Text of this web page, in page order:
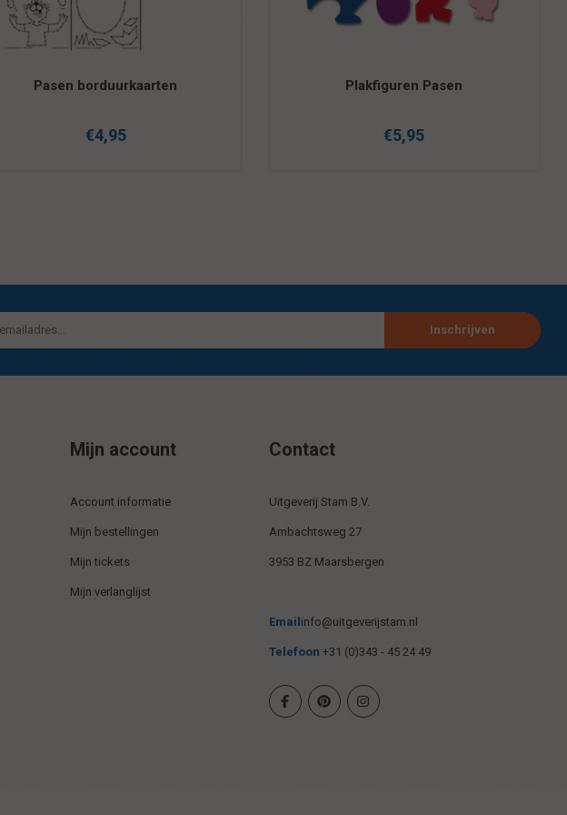
Pasen borduurkaarten
€4,95
Plakfiguren Pasen
€5,95
Inschrijven
Mijn account
Account informatie
Mijn bestellingen
Mijn tickets
Mijn verlanglijst
Contact
Uitgeverij Stam B.V.
Ambachtsweg 27
3953 BZ Maarsbergen
Emailinfo@uitgeverijstam.nl
Telefoon +31 (0)343 - 45 24 49